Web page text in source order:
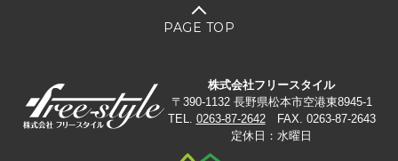
PAGE TOP
株式会社フリースタイル
〒390-1132 長野県松本市空港東8945-1
TEL. 0263-87-2642FAX. 0263-87-2643
定休日：水曜日